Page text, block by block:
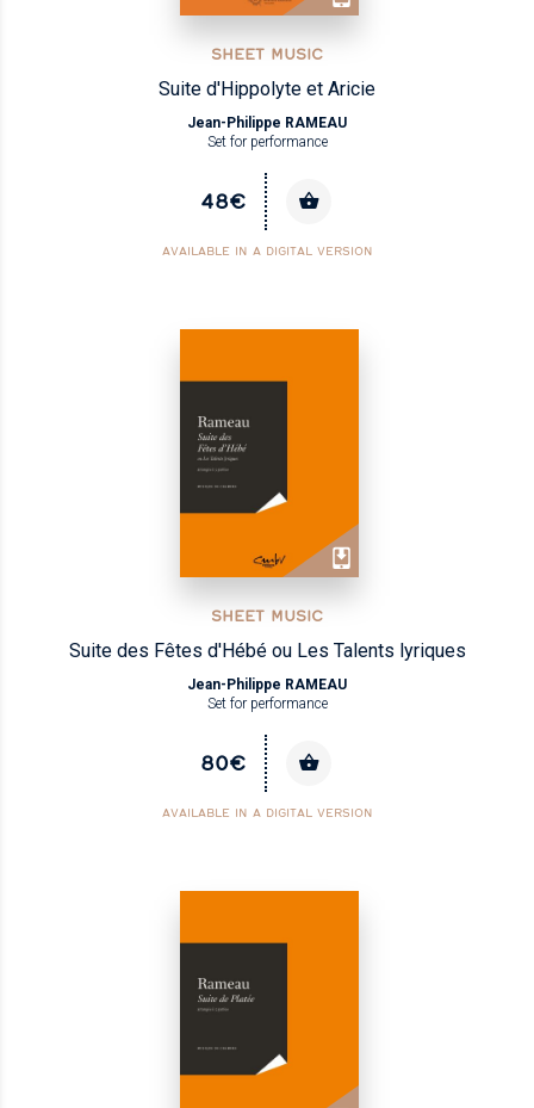
SHEET MUSIC
Suite d'Hippolyte et Aricie
Jean-Philippe RAMEAU
Set for performance
48€
AVAILABLE IN A DIGITAL VERSION
SHEET MUSIC
Suite des Fêtes d'Hébé ou Les Talents lyriques
Jean-Philippe RAMEAU
Set for performance
80€
AVAILABLE IN A DIGITAL VERSION